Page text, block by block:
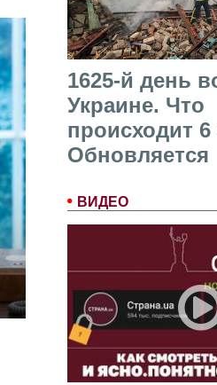
1625-й день
Украине. Что
происходит 6
Обновляется
ВИДЕО